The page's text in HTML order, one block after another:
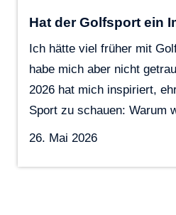
Hat der Golfsport ein
Ich hätte viel früher mit
habe mich aber nicht
2026 hat mich inspiriert,
Sport zu schauen: Warum
26. Mai 2026